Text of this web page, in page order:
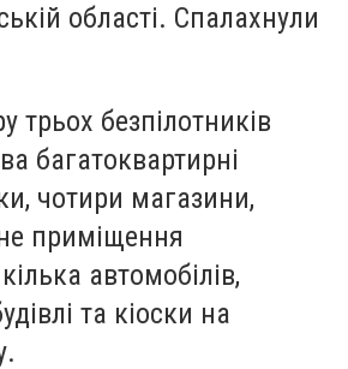
області. Спалахнули
трьох безпілотників
багатоквартирні
чотири магазини,
приміщення
автомобілів,
та кіоски на